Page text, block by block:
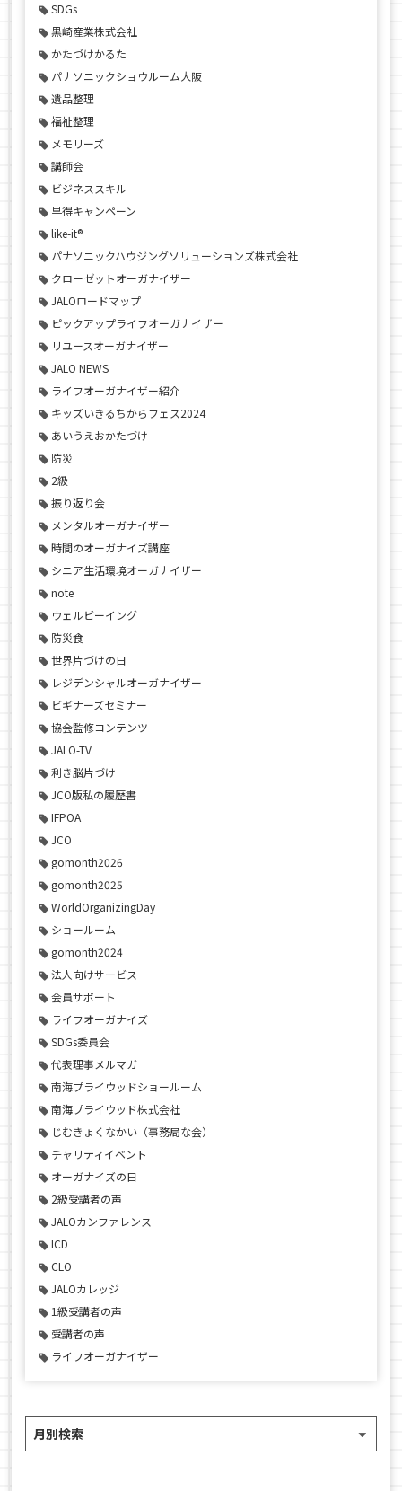
SDGs
黒崎産業株式会社
かたづけかるた
パナソニックショウルーム大阪
遺品整理
福祉整理
メモリーズ
講師会
ビジネススキル
早得キャンペーン
like-it®
パナソニックハウジングソリューションズ株式会社
クローゼットオーガナイザー
JALOロードマップ
ピックアップライフオーガナイザー
リユースオーガナイザー
JALO NEWS
ライフオーガナイザー紹介
キッズいきるちからフェス2024
あいうえおかたづけ
防災
2級
振り返り会
メンタルオーガナイザー
時間のオーガナイズ講座
シニア生活環境オーガナイザー
note
ウェルビーイング
防災食
世界片づけの日
レジデンシャルオーガナイザー
ビギナーズセミナー
協会監修コンテンツ
JALO-TV
利き脳片づけ
JCO版私の履歴書
IFPOA
JCO
gomonth2026
gomonth2025
WorldOrganizingDay
ショールーム
gomonth2024
法人向けサービス
会員サポート
ライフオーガナイズ
SDGs委員会
代表理事メルマガ
南海プライウッドショールーム
南海プライウッド株式会社
じむきょくなかい（事務局な会）
チャリティイベント
オーガナイズの日
2級受講者の声
JALOカンファレンス
ICD
CLO
JALOカレッジ
1級受講者の声
受講者の声
ライフオーガナイザー